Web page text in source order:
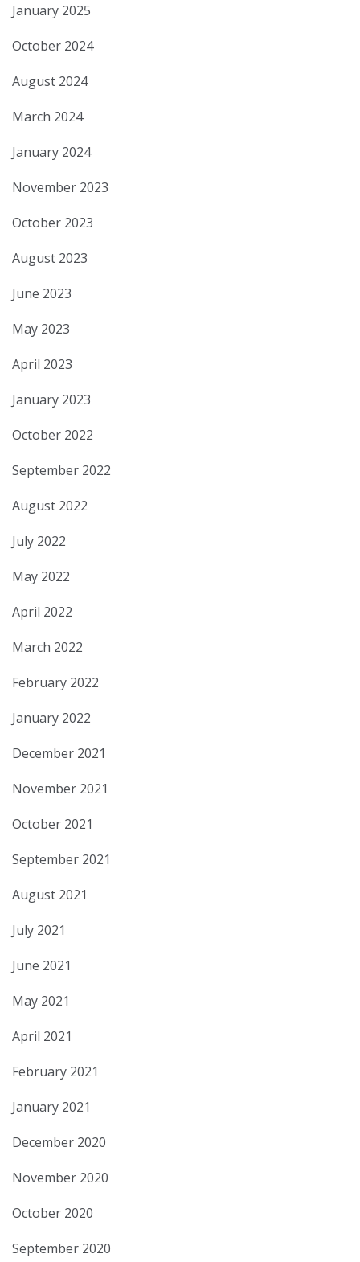
January 2025
October 2024
August 2024
March 2024
January 2024
November 2023
October 2023
August 2023
June 2023
May 2023
April 2023
January 2023
October 2022
September 2022
August 2022
July 2022
May 2022
April 2022
March 2022
February 2022
January 2022
December 2021
November 2021
October 2021
September 2021
August 2021
July 2021
June 2021
May 2021
April 2021
February 2021
January 2021
December 2020
November 2020
October 2020
September 2020